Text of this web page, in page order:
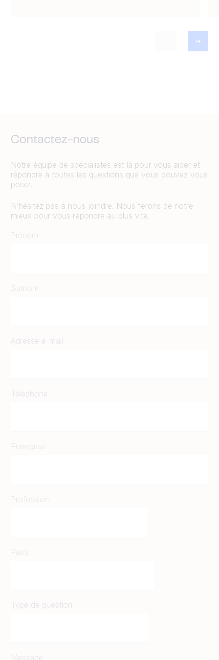
Contactez-nous
Notre équipe de spécialistes est là pour vous aider et
répondre à toutes les questions que vous pouvez vous
poser.
N’hésitez pas à nous joindre. Nous ferons de notre
mieux pour vous répondre au plus vite.
Prénom
Surnom
Adresse e-mail
Téléphone
Entreprise
Profession
Pays
Type de question
Message